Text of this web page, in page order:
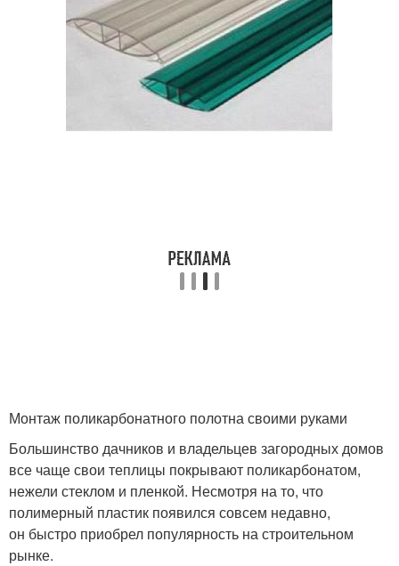
Монтаж поликарбонатного полотна своими руками
Большинство дачников и владельцев загородных домов
все чаще свои теплицы покрывают поликарбонатом,
нежели стеклом и пленкой. Несмотря на то, что
полимерный пластик появился совсем недавно,
он быстро приобрел популярность на строительном
рынке.